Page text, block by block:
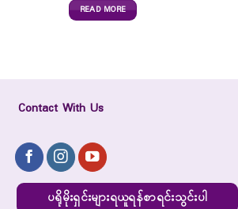
READ MORE
Contact With Us
ပရိုမိုးရှင်းများရယူရန်စာရင်းသွင်းပါ